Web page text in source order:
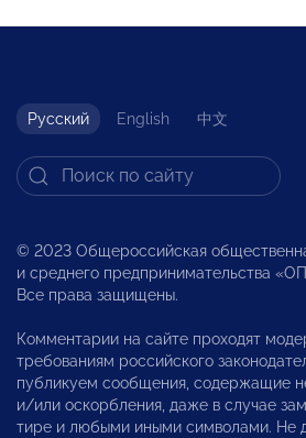
Русский English 中文
© 2023 Общероссийская
и среднего предпринимательства
Все права защищены.
Комментарии на сайте проходят
требованиям российского
публикуем сообщения, содержащие
и/или оскорбления, даже в случае
тире и любыми иными символами. Не